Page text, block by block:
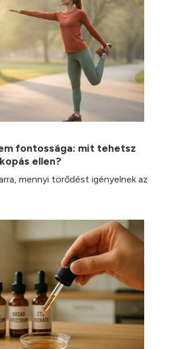
fontossága: mit tehetsz
ellen?
mennyi törődést igényelnek az